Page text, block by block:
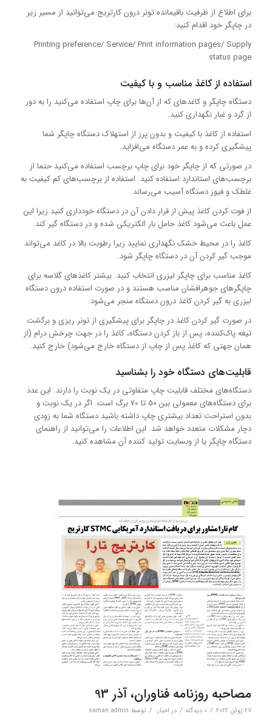
برای اطلاع از ظرفیت باقیمانده تونر درون کارتریج‌ می‌توانید از مسیر زیر
در چاپگر خود اقدام کنید:
Printing preference/ Service/ Print information pages/ Supply
status page
استفاده از کاغذ مناسب و با کیفیت
دستگاه چاپگر و کاغدهای که از آن‌ها برای چاپ استفاده می‌کنید را به دور
از گرد و غبار نگهداری کنید.
استفاده از کاغذ با کیفیت و بدون پرز از استهلاک دستگاه چاپگر شما
پیشگیری کرده و به عمر دستگاه می‌افزاید.
در صورتی که از چاپگر خود برای چاپ برچسب استفاده می‌کنید حتما از
برچسب‌های استاندارد استفاده کنید. استفاده از برچسب‌های کم کیفیت به
غلطک و فیوز دستگاه آسیب می‌رساند.
از فوت کردن کاغذ پیش از قرار دادن آن در دستگاه خودداری کنید زیرا این
عمل باعث می‌شود کاغذ حامل بار الکتریکی شده و در دستگاه گیر کند.
کاغذ را در محیط خشک نگهداری نمایید زیرا رطوبت بالا در کاغد می‌تواند
موجب گیر کردن آن در دستگاه چاپگر شود.
کاغذ مناسب برای چاپگر لیزری انتخاب کنید. بیشتر کاغذهای گلاسه برای
چاپگرهای جوهرافشان مناسب هستند و در صورت استفاده درون دستگاه
لیزری به گیر کردن کاغذ درون دستگاه منجر می‌شود.
در صورت گیر کردن کاغذ در چاپگر برای پیشگیری از تونر ریزی و برگشت
تیغه پاک‌کننده، پس از باز کردن دستگاه، کاغذ را در جهت چرخش درام (از
همان جهتی که کاغذ پس از چاپ از دستگاه خارج می‌شود) خارج کنید.
قابلیت‌های دستگاه خود را بشناسید
دستگاه‌های مختلف قابلیت چاپ متفاوتی در یک نوبت را دارند. این عدد
برای دستگاه‌های معمولی بین 50 تا 70 برگ است. اگر در یک نوبت و
بدون استراحت تعداد بیشتری چاپ داشته باشید دستگاه شما به زودی
دچار مشکلات متعدد خواهد شد. این اطلاعات را می‌توانید از راهنمای
دستگاه چاپگر یا از وبسایت تولید کننده آن مشاهده کنید.
مصاحبه روزنامه فناوران، آذر 93
27 ژوئن 2022 / 0 دیدگاه‌ / در اخبار / توسط saman.admin